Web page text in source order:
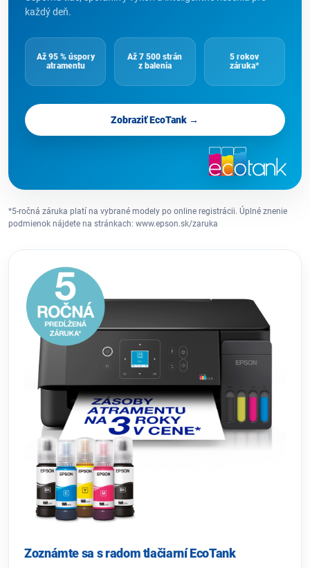
každý deň.
Až 95 % úspory
atramentu
Až 7 500 strán
z balenia
5 rokov
záruka*
Zobraziť EcoTank →
*5-ročná záruka platí na vybrané modely po online registrácii. Úplné znenie
podmienok nájdete na stránkach: www.epson.sk/zaruka
Zoznámte sa s radom tlačiarní EcoTank